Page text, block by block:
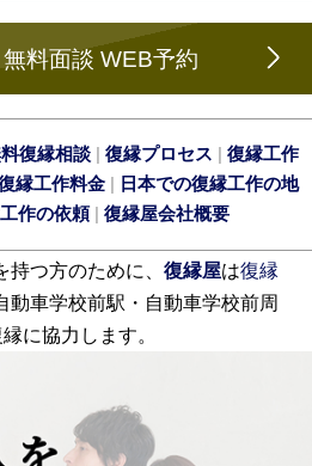
料面談 WEB予約
復縁相談 | 復縁プロセス | 復縁工作
縁工作料金 | 日本での復縁工作の地
作の依頼| 復縁屋会社概要
持つ方のために、 復縁屋は復縁
動車学校前駅・自動車学校前周
に協力します。